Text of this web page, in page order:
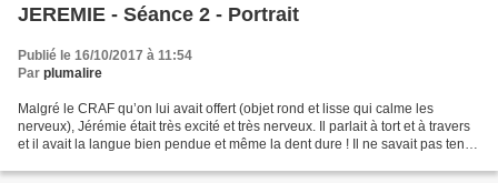
JEREMIE - Séance 2 - Portrait
Publié le 16/10/2017 à 11:54
Par plumalire
Malgré le CRAF qu’on lui avait offert (objet rond et lisse qui calme les
nerveux), Jérémie était très excité et très nerveux. Il parlait à tort et à travers
et il avait la langue bien pendue et même la dent dure ! Il ne savait pas tenir